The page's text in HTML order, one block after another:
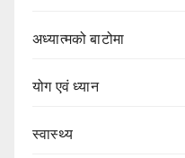
अध्यात्मको बाटोमा
योग एवं ध्यान
स्वास्थ्य